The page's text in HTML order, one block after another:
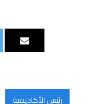
رئيس الأكاديمية